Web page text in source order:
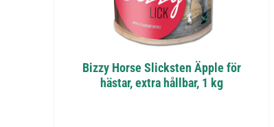
Bizzy Horse Slicksten Äpple för
hästar, extra hållbar, 1 kg